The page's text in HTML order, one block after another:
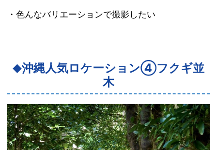
・ 色んなバリエーションで撮影 したい
◆沖縄人気ロケーション④フクギ並
木